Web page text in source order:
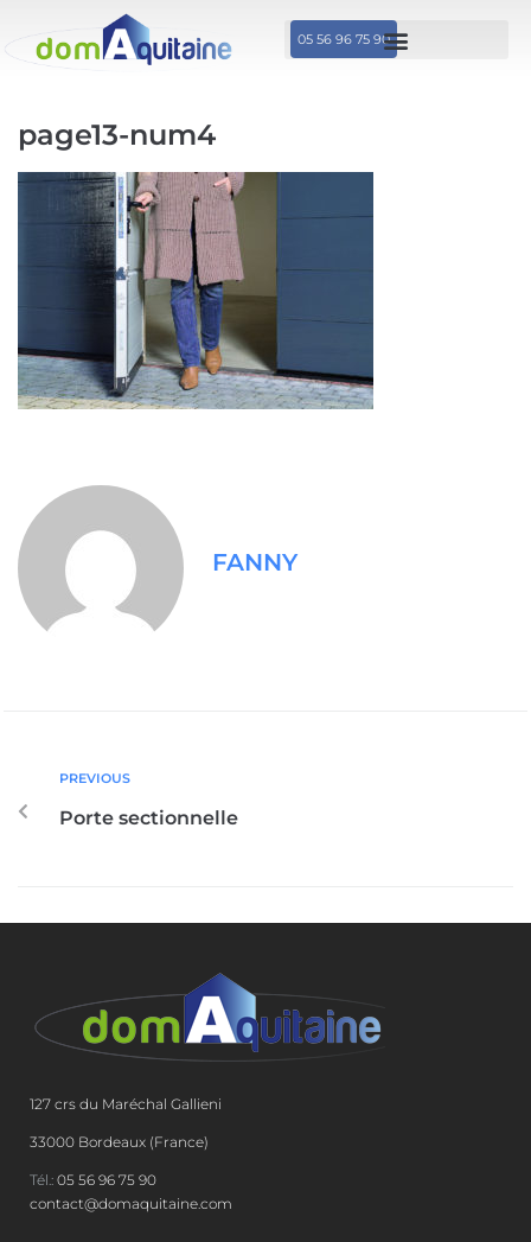
05 56 96 75 90
page13-num4
FANNY
PREVIOUS
Porte sectionnelle
127 crs du Maréchal Gallieni
33000 Bordeaux (France)
Tél.: 05 56 96 75 90
contact@domaquitaine.com